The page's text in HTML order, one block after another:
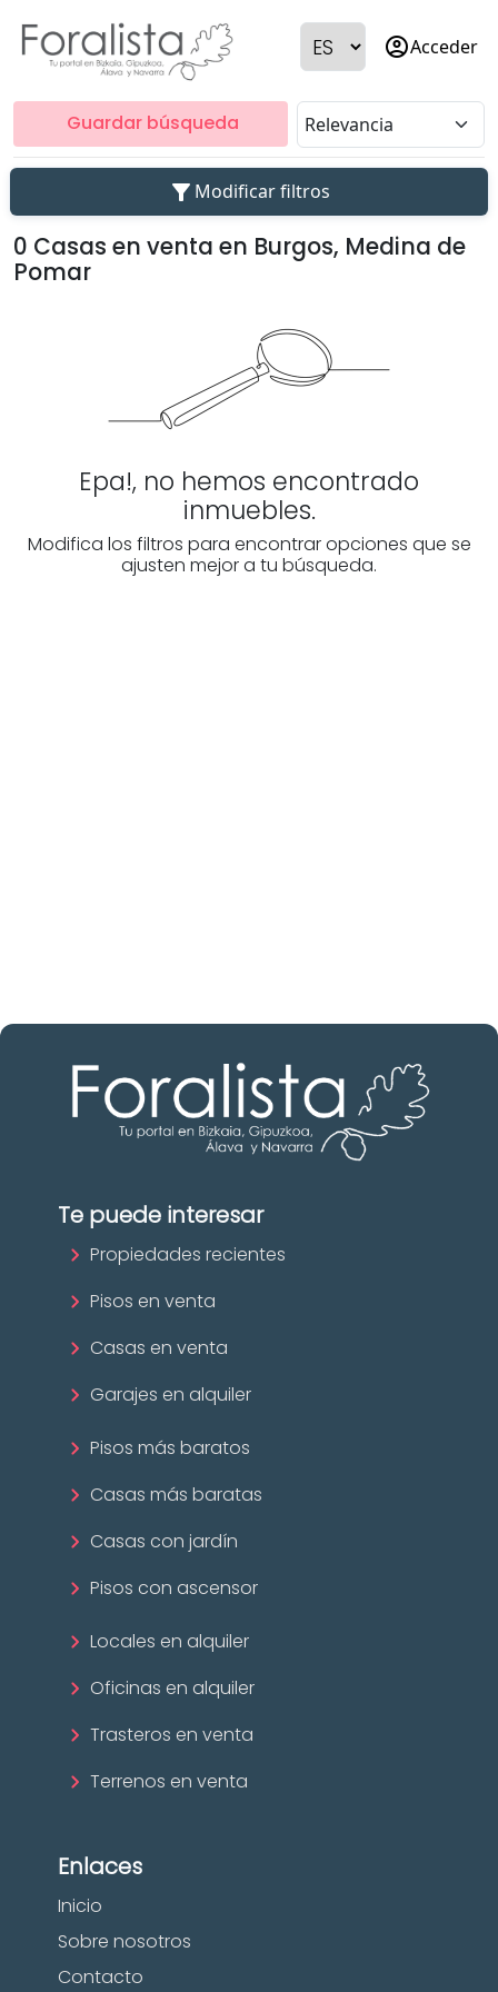
account_circleAcceder
Guardar búsqueda
filter_alt Modificar filtros
0 Casas en venta en Burgos, Medina de
Pomar
Epa!, no hemos encontrado
inmuebles.
Modifica los filtros para encontrar opciones que se
ajusten mejor a tu búsqueda.
Te puede interesar
Propiedades recientes
Pisos en venta
Casas en venta
Garajes en alquiler
Pisos más baratos
Casas más baratas
Casas con jardín
Pisos con ascensor
Locales en alquiler
Oficinas en alquiler
Trasteros en venta
Terrenos en venta
Enlaces
Inicio
Sobre nosotros
Contacto